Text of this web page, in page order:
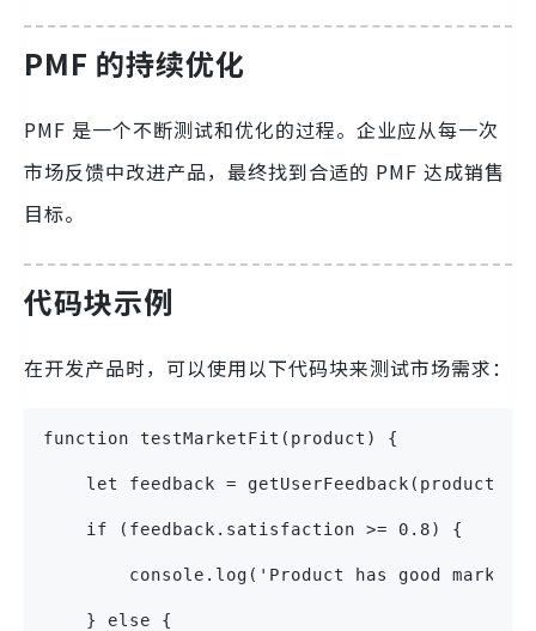
PMF 的持续优化
PMF 是一个不断测试和优化的过程。企业应从每一次
市场反馈中改进产品，最终找到合适的 PMF 达成销售
目标。
代码块示例
在开发产品时，可以使用以下代码块来测试市场需求：
function testMarketFit(product) {
    let feedback = getUserFeedback(product);
    if (feedback.satisfaction >= 0.8) {
console.log('Product has good market
    } else {